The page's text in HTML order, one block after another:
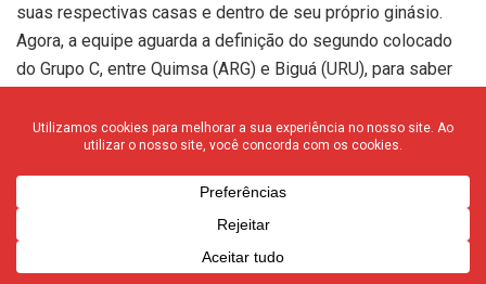
suas respectivas casas e dentro de seu próprio ginásio.
Agora, a equipe aguarda a definição do segundo colocado
do Grupo C, entre Quimsa (ARG) e Biguá (URU), para saber
No primeiro quarto, Wesley e Lucas Dias começaram bem
Franca. O Instituto logo passou à frente e criou uma
vantagem partindo do 14 a 12 para 20 a 12 com o norte-
americano Emmitt Holt. Mas foi o ala-armador uruguaio